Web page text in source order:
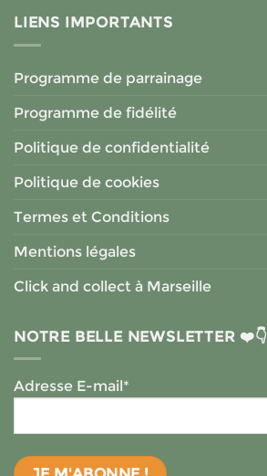
LIENS IMPORTANTS
Programme de parrainage
Programme de fidélité
Politique de confidentialité
Politique de cookies
Termes et Conditions
Mentions légales
Click and collect à Marseille
NOTRE BELLE NEWSLETTER ❤️👇
Adresse E-mail*